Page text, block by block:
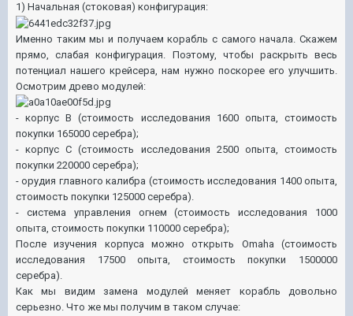
1) Начальная (стоковая) конфигурация:
Именно таким мы и получаем корабль с самого начала. Скажем
прямо, слабая конфигурация. Поэтому, чтобы раскрыть весь
потенциал нашего крейсера, нам нужно поскорее его улучшить.
Осмотрим древо модулей:
- корпус В (стоимость исследования 1600 опыта, стоимость
покупки 165000 серебра);
- корпус С (стоимость исследования 2500 опыта, стоимость
покупки 220000 серебра);
- орудия главного калибра (стоимость исследования 1400 опыта,
стоимость покупки 125000 серебра).
- система управления огнем (стоимость исследования 1000
опыта, стоимость покупки 110000 серебра);
После изучения корпуса можно открыть Omaha (стоимость
исследования 17500 опыта, стоимость покупки 1500000
серебра).
Как мы видим замена модулей меняет корабль довольно
серьезно. Что же мы получим в таком случае: